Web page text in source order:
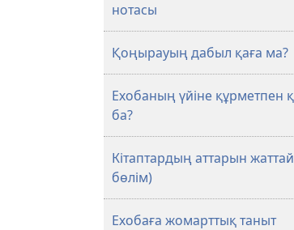
нотасы
Қоңырауың дабыл қаға ма?
Ехобаның үйіне құрметпен
ба?
Кітаптардың аттарын
бөлім)
Ехобаға жомарттық таныт